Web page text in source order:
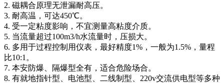
2. 磁耦合原理无泄漏耐高压。
3. 耐高温，可达450℃。
4. 受一定粘度影响，不宜测量高粘度介质。
5. 当流量超过100m3/h水流量时，压损大。
6. 多用于过程控制用仪表，最好精度1%，一般为1.5%，量程
比10:1。
7. 本安防爆、隔爆型全有，适合危险场合。
8. 有就地指针型、电池型、二线制型、220v交流供电型等多种